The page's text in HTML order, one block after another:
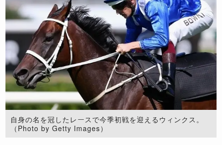
自身の名を冠したレースで今季初戦を迎えるウィンクス。
（Photo by Getty Images）